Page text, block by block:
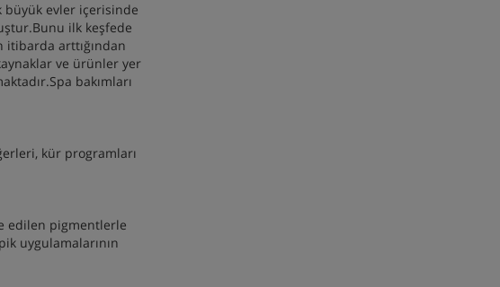
büyük evler içerisinde
ilk keşfede
itibarda arttığından
ve ürünler yer
bakımları
kür programları
edilen pigmentlerle
uygulamalarının